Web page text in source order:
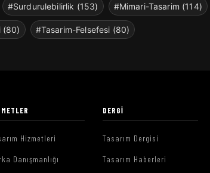
#Surdurulebilirlik (153) #Mimari-Tasarim (114)
(80) #Tasarim-Felsefesi (80)
Hizmetleri
Danışmanlığı
DERGI
Tasarım Dergisi
Tasarım Haberleri